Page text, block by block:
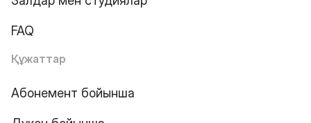
FAQ
Құжаттар
Абонемент бойынша